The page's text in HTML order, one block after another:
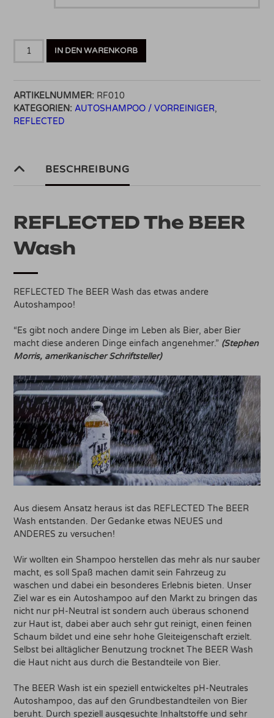
REFLECTED
Menge
IN DEN WARENKORB
ARTIKELNUMMER: RF010
KATEGORIEN: AUTOSHAMPOO / VORREINIGER,
REFLECTED
BESCHREIBUNG
REFLECTED The BEER
Wash
REFLECTED The BEER Wash das etwas andere
Autoshampoo!
“Es gibt noch andere Dinge im Leben als Bier, aber Bier
macht diese anderen Dinge einfach angenehmer.” (Stephen
Morris, amerikanischer Schriftsteller)
Aus diesem Ansatz heraus ist das REFLECTED The BEER
Wash entstanden. Der Gedanke etwas NEUES und
ANDERES zu versuchen!
Wir wollten ein Shampoo herstellen das mehr als nur sauber
macht, es soll Spaß machen damit sein Fahrzeug zu
waschen und dabei ein besonderes Erlebnis bieten. Unser
Ziel war es ein Autoshampoo auf den Markt zu bringen das
nicht nur pH-Neutral ist sondern auch überaus schonend
zur Haut ist, dabei aber auch sehr gut reinigt, einen feinen
Schaum bildet und eine sehr hohe Gleiteigenschaft erzielt.
Selbst bei alltäglicher Benutzung trocknet The BEER Wash
die Haut nicht aus durch die Bestandteile von Bier.
The BEER Wash ist ein speziell entwickeltes pH-Neutrales
Autoshampoo, das auf den Grundbestandteilen von Bier
beruht. Durch speziell ausgesuchte Inhaltstoffe und sehr